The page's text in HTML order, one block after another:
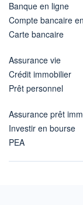
Banque en ligne
Compte bancaire
Carte bancaire
Assurance vie
Crédit immobilier
Prêt personnel
Assurance prêt
Investir en bourse
PEA